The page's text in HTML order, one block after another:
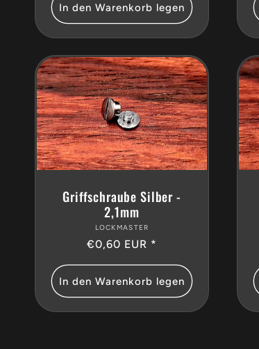
:
In den Warenkorb legen
Griffschraube Silber -
2,1mm
Anbieter:
LOCKMASTER
Normaler
Preis
€0,60 EUR *
In den Warenkorb legen